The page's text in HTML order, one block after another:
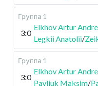
Группа 1
3:0
Elkhov Artur
Legkii Anatolii/
Группа 1
3:0
Elkhov Artur
Pavliuk Maksim/